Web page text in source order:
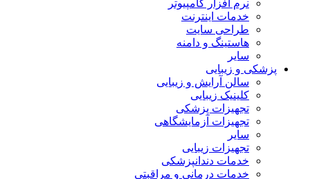
نرم افزار کامپیوتر
خدمات اینترنت
طراحی سایت
هاستینگ و دامنه
سایر
پزشکی و زیبایی
سالن آرایش و زیبایی
کلینیک زیبایی
تجهیزات پزشکی
تجهیزات آزمایشگاهی
سایر
تجهیزات زیبایی
خدمات دندانپزشکی
خدمات درمانی و مراقبتی